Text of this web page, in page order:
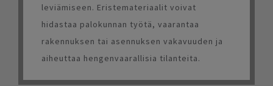
leviämiseen. Eristemateriaalit voivat
hidastaa palokunnan työtä, vaarantaa
rakennuksen tai asennuksen vakavuuden ja
aiheuttaa hengenvaarallisia tilanteita.